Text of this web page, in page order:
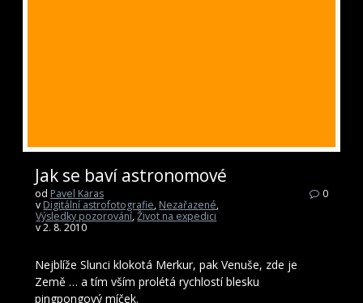
Jak se baví astronomové
od Pavel Karas
v Digitální astrofotografie, Nezařazené,
Výsledky pozorování,Život na expedici
v 2. 8. 2010
0
Nejblíže Slunci klokotá Merkur, pak Venuše, zde je
Země … a tím vším prolétá rychlostí blesku
pingpongový míček.